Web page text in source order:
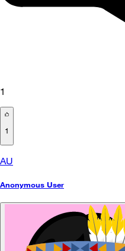
1
1
AU
Anonymous User